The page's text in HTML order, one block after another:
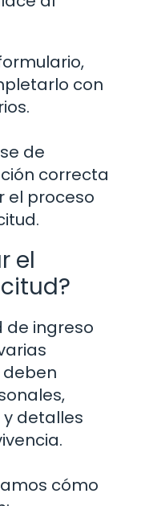
con
de
correcta
el proceso
el
de ingreso
deben
detalles
cómo